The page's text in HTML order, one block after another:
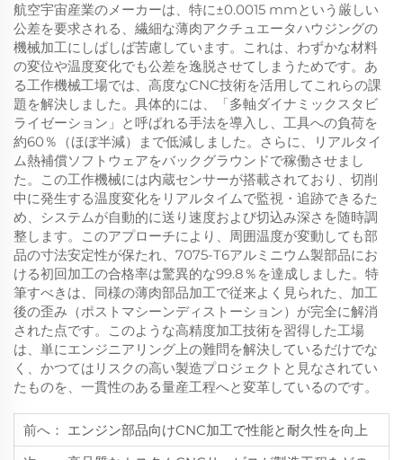
航空宇宙産業のメーカーは、特に±0.0015 mmという厳しい
公差を要求される、繊細な薄肉アクチュエータハウジングの
機械加工にしばしば苦慮しています。これは、わずかな材料
の変位や温度変化でも公差を逸脱させてしまうためです。あ
る工作機械工場では、高度なCNC技術を活用してこれらの課
題を解決しました。具体的には、「多軸ダイナミックスタビ
ライゼーション」と呼ばれる手法を導入し、工具への負荷を
約60％（ほぼ半減）まで低減しました。さらに、リアルタイ
ム熱補償ソフトウェアをバックグラウンドで稼働させまし
た。この工作機械には内蔵センサーが搭載されており、切削
中に発生する温度変化をリアルタイムで監視・追跡できるた
め、システムが自動的に送り速度および切込み深さを随時調
整します。このアプローチにより、周囲温度が変動しても部
品の寸法安定性が保たれ、7075-T6アルミニウム製部品にお
ける初回加工の合格率は驚異的な99.8％を達成しました。特
筆すべきは、同様の薄肉部品加工で従来よく見られた、加工
後の歪み（ポストマシーンディストーション）が完全に解消
された点です。このような高精度加工技術を習得した工場
は、単にエンジニアリング上の難問を解決しているだけでな
く、かつてはリスクの高い製造プロジェクトと見なされてい
たものを、一貫性のある量産工程へと変革しているのです。
前へ： エンジン部品向けCNC加工で性能と耐久性を向上